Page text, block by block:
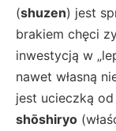
(shuzen) jest
brakiem chęci
inwestycją w
nawet własną
jest ucieczką
shōshiryo